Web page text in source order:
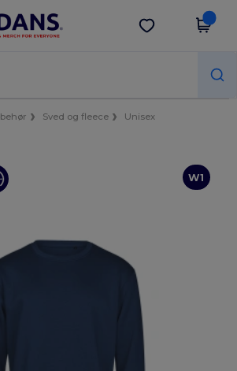
app
i appen!
Hent app
Sved og fleece
Unisex
W1